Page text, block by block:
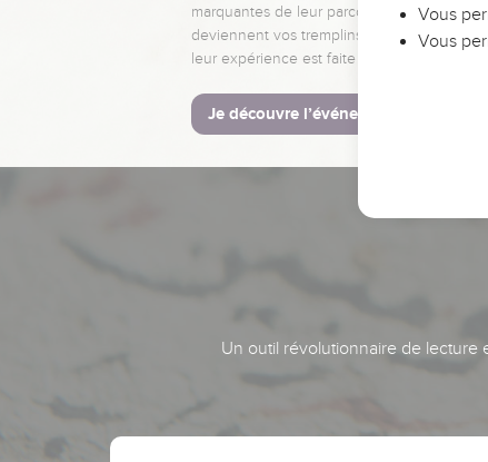
marquantes de leur parcours et les clés
deviennent vos tremplins. Que vous
leur expérience est faite pour vous.
Je découvre l’événement
Un outil révolutionnaire de lecture
Vous
Vous